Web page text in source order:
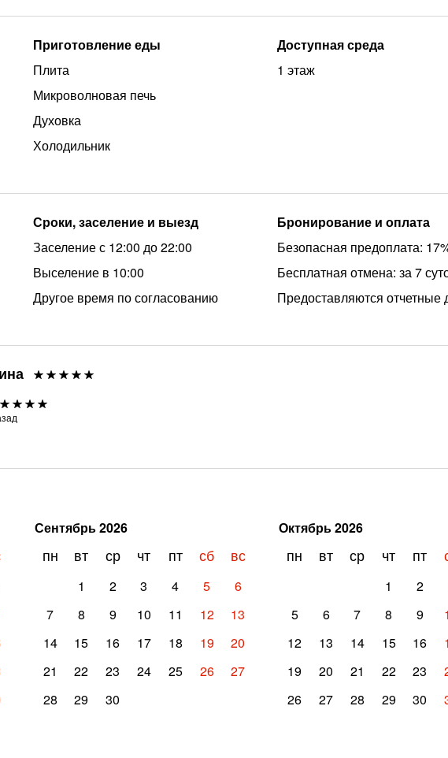
Приготовление еды
Плита
Микроволновая печь
Духовка
Холодильник
Доступная среда
1 этаж
Сроки, заселение и выезд
Заселение с 12:00 до 22:00
Выселение в 10:00
Другое время по согласованию
Бронирование и оплата
Безопасная предоплата:
Бесплатная отмена: за 7
Предоставляются отчетные
Сентябрь2026
пн вт ср чт пт сб вс
1 2 3 4 5
6
7
8 9 10 11 12
13
14
15 16 17 18 19
20
21
22 23 24 25 26
27
28
29 30
Октябрь2026
пн вт ср чт пт
1 2
5
6 7 8 9
12
13 14 15 16
19
20 21 22 23
26
27 28 29 30